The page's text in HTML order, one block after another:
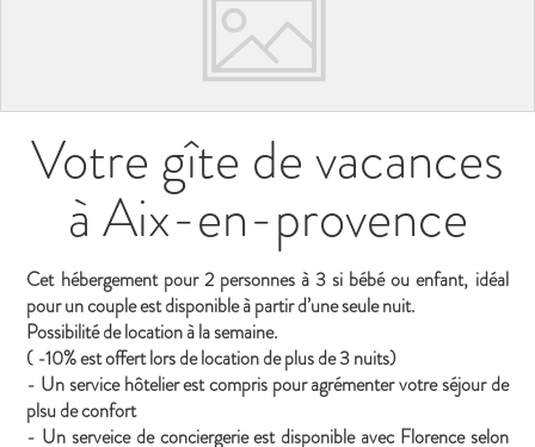
Votre gîte de vacances
à Aix-en-provence
Cet hébergement pour 2 personnes à 3 si bébé ou enfant, idéal
pour un couple est disponible à partir d’une seule nuit.
Possibilité de location à la semaine.
( -10% est offert lors de location de plus de 3 nuits)
- Un service hôtelier est compris pour agrémenter votre séjour de
plsu de confort
- Un serveice de conciergerie est disponible avec Florence selon